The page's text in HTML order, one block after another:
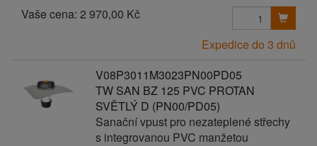
Vaše cena: 2 970,00 Kč
Expedice do 3 dnů
V08P3011M3023PN00PD05
TW SAN BZ 125 PVC PROTAN
SVĚTLÝ D (PN00/PD05)
Sanační vpust pro nezateplené střechy
s integrovanou PVC manžetou